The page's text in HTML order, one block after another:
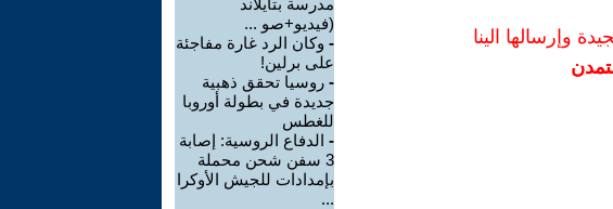
وإرسالها الينا
مدرسة بتايلاند
(فيديو+صو ...
- وكان الرد غارة مفاجئة
على برلين!
- روسيا تحقق ذهبية
جديدة في بطولة أوروبا
للغطس
- الدفاع الروسية: إصابة
3 سفن شحن محملة
بإمدادات للجيش الأوكرا
...